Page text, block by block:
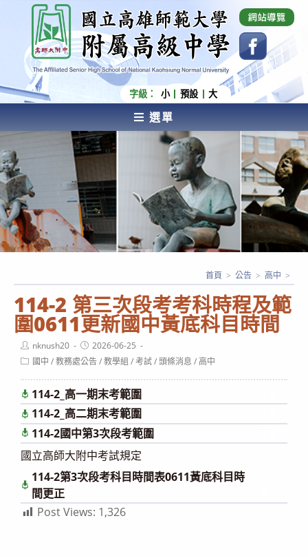
內
容
國立高雄師範大學附屬高級中學 Affiliated Senior
High School of National Kaohsiung Normal
University
字級： 小 預設 大
選單
AFFILIATED SENIOR HIGH SCHOOL OF NATIONAL
KAOHSIUNG NORMAL UNIVERSITY
114-2 第三次段考考科時程及範
圍0611更新國中黃底科目時間
首頁 > 公告 > 高中 >
Post
author:
nknush20
Post
published:
2026-06-25
Post國中 /教務處公告/教學組 /考試/頭條消息 /高中
114-2_高一期末考範圍
114-2_高二期末考範圍
114-2國中第3次段考範圍
國立高師大附中考試規定
114-2第3次段考科目時間表0611黃底科目時
間更正
Post Views: 1,326